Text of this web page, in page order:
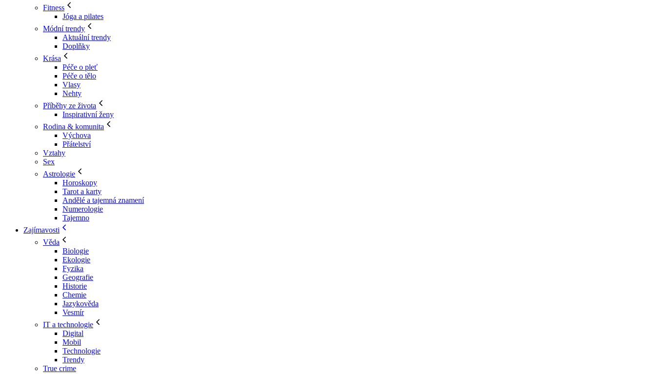
Fitness
Jóga a pilates
Módní trendy
Aktuální trendy
Doplňky
Krása
Péče o pleť
Péče o tělo
Vlasy
Nehty
Příběhy ze života
Inspirativní ženy
Rodina & komunita
Výchova
Přátelství
Vztahy
Sex
Astrologie
Horoskopy
Tarot a karty
Andělé a tajemná znamení
Numerologie
Tajemno
Zajímavosti
Věda
Biologie
Ekologie
Fyzika
Geografie
Historie
Chemie
Jazykověda
Vesmír
IT a technologie
Digital
Mobil
Technologie
Trendy
True crime